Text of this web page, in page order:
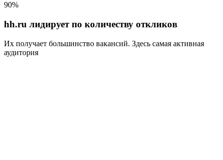
90%
hh.ru лидирует по количеству откликов
Их получает большинство вакансий. Здесь самая активная
аудитория